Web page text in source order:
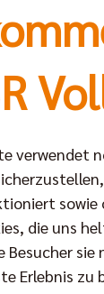
Mi 07.08.2024
verwendet
sowie
die uns
Besucher sie
Erlebnis zu